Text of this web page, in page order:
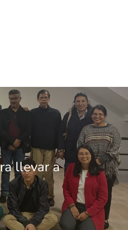
llevar a